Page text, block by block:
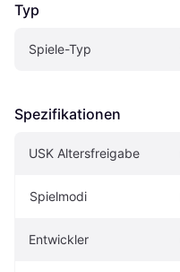
Typ
Spiele-Typ
Spezifikationen
USK Altersfreigabe
Spielmodi
Entwickler